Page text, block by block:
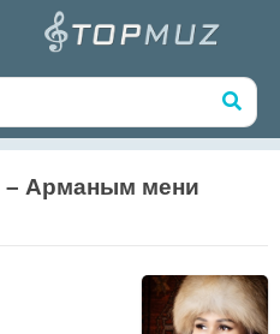
– Арманым мени